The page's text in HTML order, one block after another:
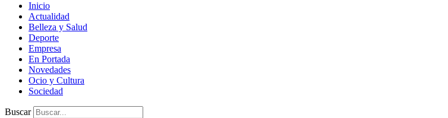
Inicio
Actualidad
Belleza y Salud
Deporte
Empresa
En Portada
Novedades
Ocio y Cultura
Sociedad
Buscar